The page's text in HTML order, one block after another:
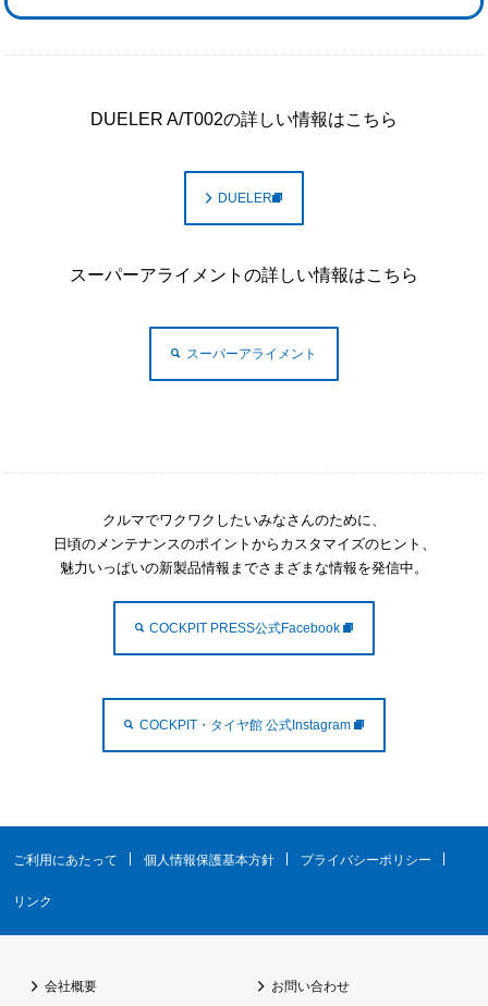
DUELER A/T002の詳しい情報はこちら
DUELER
スーパーアライメントの詳しい情報はこちら
スーパーアライメント
クルマでワクワクしたいみなさんのために、
日頃のメンテナンスのポイントからカスタマイズのヒント、
魅力いっぱいの新製品情報までさまざまな情報を発信中。
COCKPIT PRESS公式Facebook
COCKPIT・タイヤ館 公式Instagram
ご利用にあたって 個人情報保護基本方針 プライバシーポリシー
リンク
会社概要 お問い合わせ